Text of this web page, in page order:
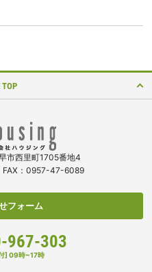
TOP
市西里町1705番地4
：0957-47-6089
フォーム
967-303
] 09時~17時